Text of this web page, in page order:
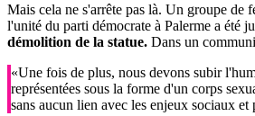
Mais cela ne s'arrête pas là. Un groupe de
l'unité du parti démocrate à Palerme a été
démolition de la statue. Dans un
«Une fois de plus, nous devons subir
représentées sous la forme d'un corps
sans aucun lien avec les enjeux sociaux